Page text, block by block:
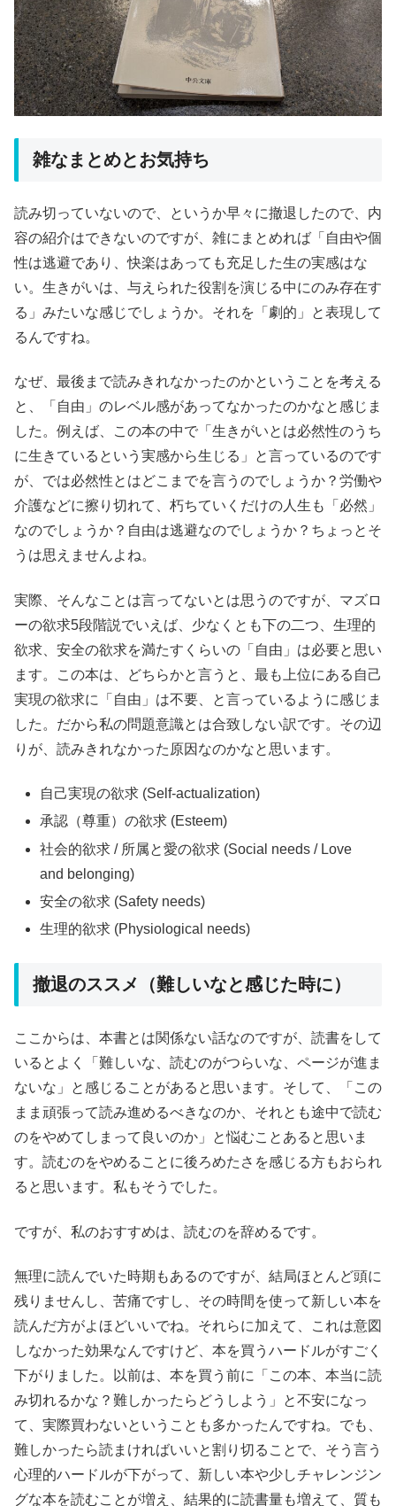
雑なまとめとお気持ち
読み切っていないので、というか早々に撤退したので、内
容の紹介はできないのですが、雑にまとめれば「自由や個
性は逃避であり、快楽はあっても充足した生の実感はな
い。生きがいは、与えられた役割を演じる中にのみ存在す
る」みたいな感じでしょうか。それを「劇的」と表現して
るんですね。
なぜ、最後まで読みきれなかったのかということを考える
と、「自由」のレベル感があってなかったのかなと感じま
した。例えば、この本の中で「生きがいとは必然性のうち
に生きているという実感から生じる」と言っているのです
が、では必然性とはどこまでを言うのでしょうか？労働や
介護などに擦り切れて、朽ちていくだけの人生も「必然」
なのでしょうか？自由は逃避なのでしょうか？ちょっとそ
うは思えませんよね。
実際、そんなことは言ってないとは思うのですが、マズロ
ーの欲求5段階説でいえば、少なくとも下の二つ、生理的
欲求、安全の欲求を満たすくらいの「自由」は必要と思い
ます。この本は、どちらかと言うと、最も上位にある自己
実現の欲求に「自由」は不要、と言っているように感じま
した。だから私の問題意識とは合致しない訳です。その辺
りが、読みきれなかった原因なのかなと思います。
自己実現の欲求 (Self-actualization)
承認（尊重）の欲求 (Esteem)
社会的欲求 / 所属と愛の欲求 (Social needs / Love
and belonging)
安全の欲求 (Safety needs)
生理的欲求 (Physiological needs)
撤退のススメ（難しいなと感じた時に）
ここからは、本書とは関係ない話なのですが、読書をして
いるとよく「難しいな、読むのがつらいな、ページが進ま
ないな」と感じることがあると思います。そして、「この
まま頑張って読み進めるべきなのか、それとも途中で読む
のをやめてしまって良いのか」と悩むことあると思いま
す。読むのをやめることに後ろめたさを感じる方もおられ
ると思います。私もそうでした。
ですが、私のおすすめは、読むのを辞めるです。
無理に読んでいた時期もあるのですが、結局ほとんど頭に
残りませんし、苦痛ですし、その時間を使って新しい本を
読んだ方がよほどいいでね。それらに加えて、これは意図
しなかった効果なんですけど、本を買うハードルがすごく
下がりました。以前は、本を買う前に「この本、本当に読
み切れるかな？難しかったらどうしよう」と不安になっ
て、実際買わないということも多かったんですね。でも、
難しかったら読まければいいと割り切ることで、そう言う
心理的ハードルが下がって、新しい本や少しチャレンジン
グな本を読むことが増え、結果的に読書量も増えて、質も